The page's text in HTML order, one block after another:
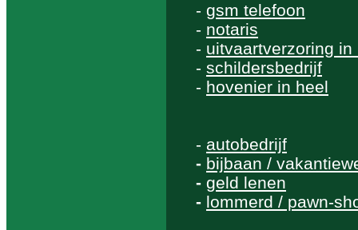
- gsm telefoon
- notaris
- uitvaartverzoring in
- schildersbedrijf
- hovenier in heel
- autobedrijf
- bijbaan /
- geld lenen
- lommerd / pawn-